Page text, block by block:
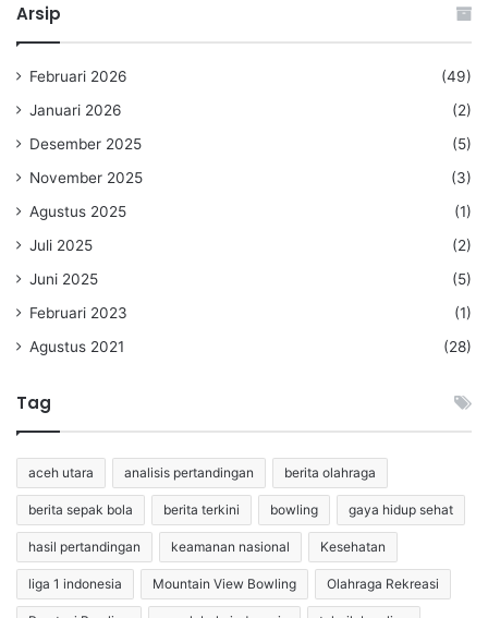
Arsip
Februari 2026
(49)
Januari 2026
(2)
Desember 2025
(5)
November 2025
(3)
Agustus 2025
(1)
Juli 2025
(2)
Juni 2025
(5)
Februari 2023
(1)
Agustus 2021
(28)
Tag
aceh utara analisis pertandingan berita olahraga
berita sepak bola berita terkini bowling gaya hidup sehat
hasil pertandingan keamanan nasional Kesehatan
liga 1 indonesia Mountain View Bowling Olahraga Rekreasi